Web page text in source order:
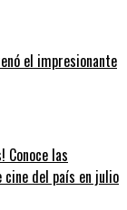
el impresionante
Conoce las
del país en julio